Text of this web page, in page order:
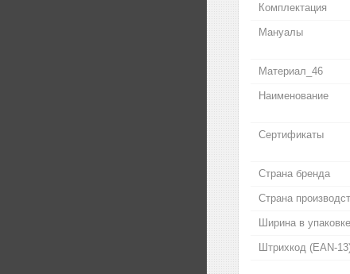
Комплектация
Мануалы
Материал_46
Наименование
Сертификаты
Страна бренда
Страна
Ширина в упаковке
Штрихкод (EAN-